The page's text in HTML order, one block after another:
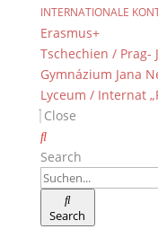
INTERNATIONALE
Erasmus+
Tschechien / Prag-
Gymnázium Jana
Lyceum / Internat
Close
Search
Search